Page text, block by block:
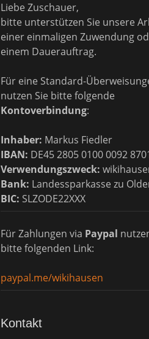
Liebe Zuschauer,
bitte unterstützen Sie unsere
einer einmaligen Zuwendung
einem Dauerauftrag.
Für eine Standard-
nutzen Sie bitte folgende
Kontoverbindung:
Inhaber: Markus Fiedler
IBAN: DE45 2805 0100 0092
Verwendungszweck:
Bank: Landessparkasse zu
BIC: SLZODE22XXX
Für Zahlungen via Paypal
bitte folgenden Link:
paypal.me/wikihausen
Kontakt